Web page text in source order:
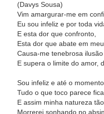
(Davys Sousa)
Vim amargurar-me em
Eu sou infeliz e por toda
E esta dor que confronto,
Esta dor que abate em
Causa-me tenebrosa ilusão
E supera o limite do amor,
Sou infeliz e até o
Tudo o que toco parece
E assim minha natureza
Morrerei sonhando no